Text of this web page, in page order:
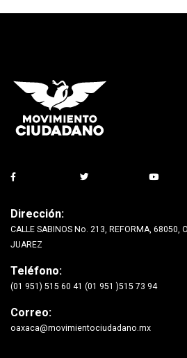
Dirección:
CALLE SABINOS No. 213, REFORMA, 68050,
JUAREZ
Teléfono:
(01 951) 515 60 41 (01 951 )515 73 94
Correo:
oaxaca@movimientociudadano.mx